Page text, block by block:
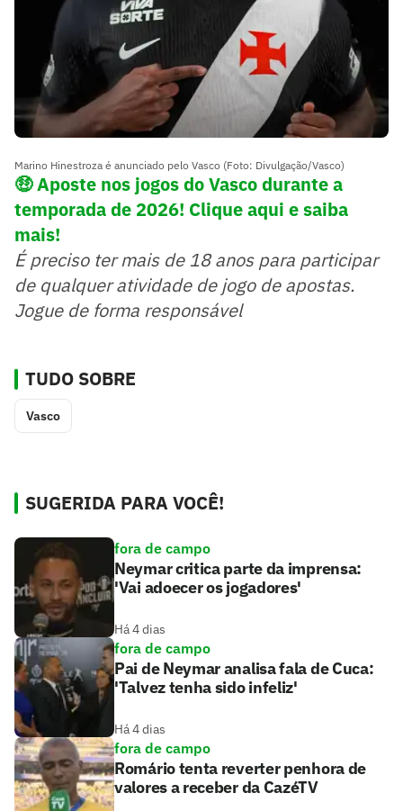
Marino Hinestroza é anunciado pelo Vasco (Foto: Divulgação/Vasco)
🤑 Aposte nos jogos do Vasco durante a
temporada de 2026! Clique aqui e saiba
mais!
É preciso ter mais de 18 anos para participar
de qualquer atividade de jogo de apostas.
Jogue de forma responsável
TUDO SOBRE
Vasco
SUGERIDA PARA VOCÊ!
fora de campo
Neymar critica parte da imprensa:
'Vai adoecer os jogadores'
Há 4 dias
fora de campo
Pai de Neymar analisa fala de Cuca:
'Talvez tenha sido infeliz'
Há 4 dias
fora de campo
Romário tenta reverter penhora de
valores a receber da CazéTV